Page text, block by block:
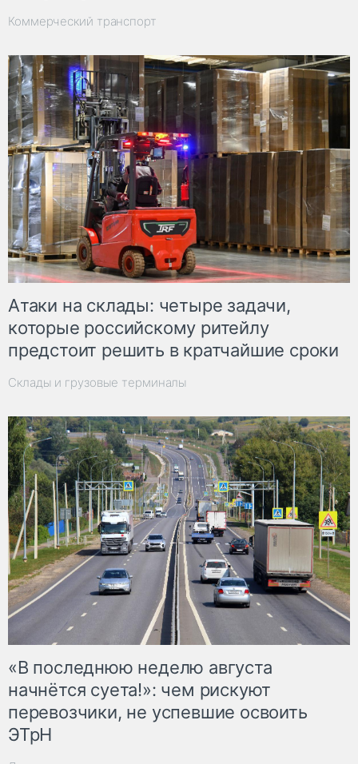
Коммерческий транспорт
Атаки на склады: четыре задачи,
которые российскому ритейлу
предстоит решить в кратчайшие сроки
Склады и грузовые терминалы
«В последнюю неделю августа
начнётся суета!»: чем рискуют
перевозчики, не успевшие освоить
ЭТрН